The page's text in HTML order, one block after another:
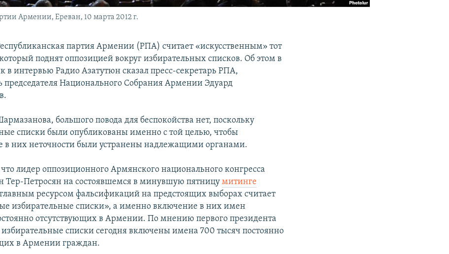
Армении, Ереван, 10 марта 2012 г.
партия Армении (РПА) считает «искусственным» тот
поднят оппозицией вокруг избирательных списков. Об этом в
в интервью Радио Азатутюн сказал пресс-секретарь РПА,
председателя Национального Собрания Армении Эдуард
большого повода для беспокойства нет, поскольку
списки были опубликованы именно с той целью, чтобы
в них неточности были устранены надлежащими органами.
лидер оппозиционного Армянского национального конгресса
Тер-Петросян на состоявшемся в минувшую пятницумитинге
ресурсом фальсификаций на предстоящих выборах считает
избирательные списки», а именно включение в них имен
отсутствующих в Армении. По мнению первого президента
списки сегодня включены имена 700 тысяч постоянно
в Армении граждан.